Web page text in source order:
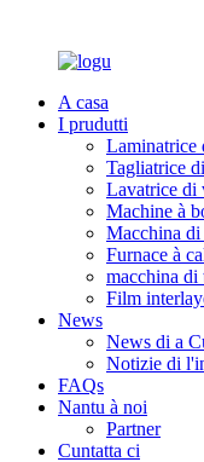
A casa
I prudutti
Laminatrice
Tagliatrice
Lavatrice di
Machine à
Macchina di
Furnace à
macchina di
Film
News
News di a
Notizie di
FAQs
Nantu à noi
Partner
Cuntatta ci